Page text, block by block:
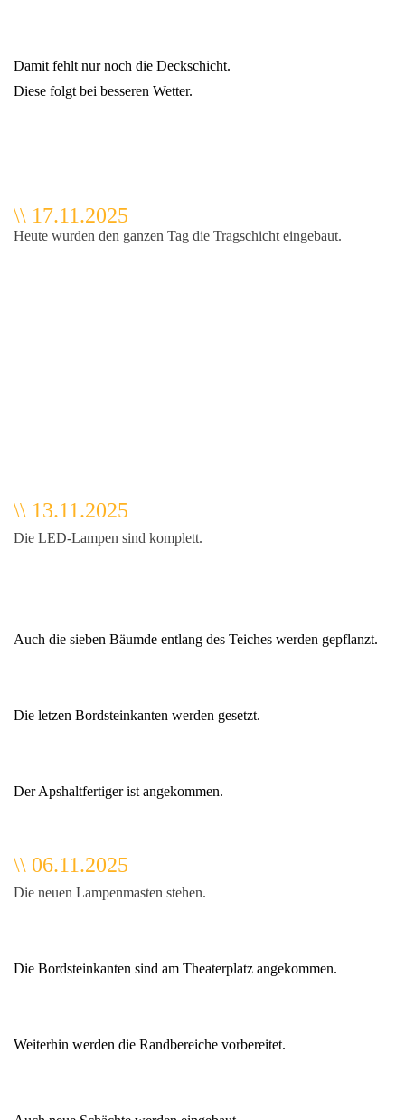
Damit fehlt nur noch die Deckschicht.
Diese folgt bei besseren Wetter.
\\ 17.11.2025
Heute wurden den ganzen Tag die Tragschicht eingebaut.
\\ 13.11.2025
Die LED-Lampen sind komplett.
Auch die sieben Bäumde entlang des Teiches werden gepflanzt.
Die letzen Bordsteinkanten werden gesetzt.
Der Apshaltfertiger ist angekommen.
\\ 06.11.2025
Die neuen Lampenmasten stehen.
Die Bordsteinkanten sind am Theaterplatz angekommen.
Weiterhin werden die Randbereiche vorbereitet.